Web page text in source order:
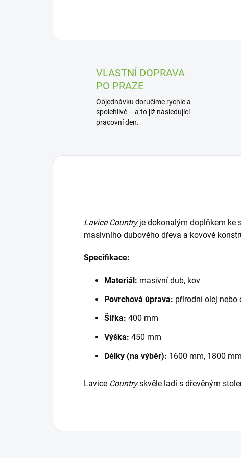
VLASTNÍ DOPRAVA
PO PRAZE
Objednávku doručíme rychle a
spolehlivě – a to již následující
pracovní den.
Lavice Countryje dokonalým doplňkem ke
masivního dubového dřeva a kovové
Specifikace:
Materiál: masivní dub, kov
Povrchová úprava: přírodní olej nebo
Šířka: 400 mm
Výška: 450 mm
Délky (na výběr): 1600 mm, 1800
Lavice Countryskvěle ladí s dřevěným